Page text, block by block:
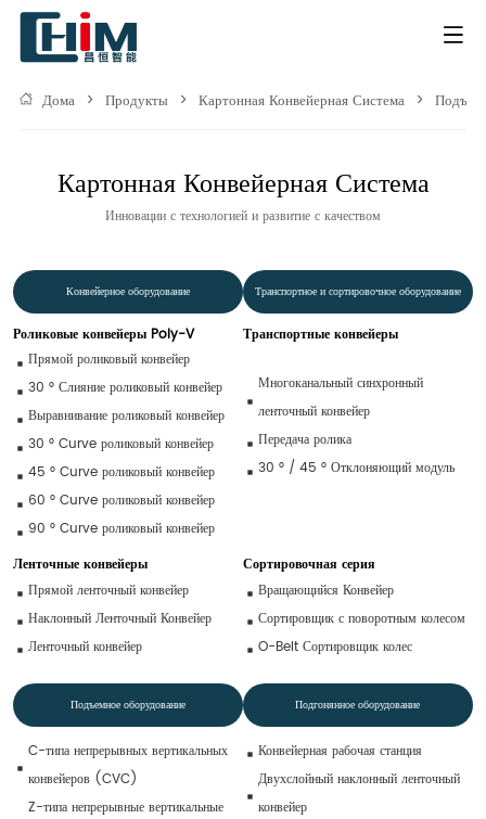
Дома > Продукты > Картонная Конвейерная Система >
Картонная Конвейерная Система
Инновации с технологией и развитие с качеством
Конвейерное оборудование
Роликовые конвейеры Poly-V
Прямой роликовый конвейер
30 ° Слияние роликовый конвейер
Выравнивание роликовый конвейер
30 ° Curve роликовый конвейер
45 ° Curve роликовый конвейер
60 ° Curve роликовый конвейер
90 ° Curve роликовый конвейер
Транспортное и сортировочное оборудование
Транспортные конвейеры
Многоканальный синхронный
ленточный конвейер
Передача ролика
30 ° / 45 ° Отклоняющий модуль
Ленточные конвейеры
Прямой ленточный конвейер
Наклонный Ленточный Конвейер
Ленточный конвейер
Сортировочная серия
Вращающийся Конвейер
Сортировщик с поворотным колесом
O-Belt Сортировщик колес
Подъемное оборудование
C-типа непрерывных вертикальных
конвейеров (CVC)
Z-типа непрерывные вертикальные
Подгонянное оборудование
Конвейерная рабочая станция
Двухслойный наклонный ленточный
конвейер